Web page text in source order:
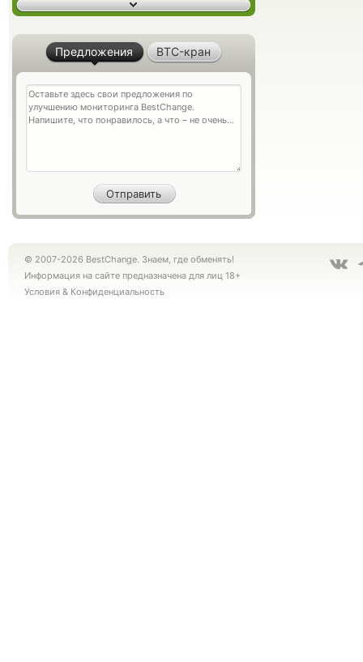
Предложения BTC-кран
© 2007-2026 BestChange. Знаем, где обменять!
Информация на сайте предназначена для лиц 18+
Условия & Конфиденциальность